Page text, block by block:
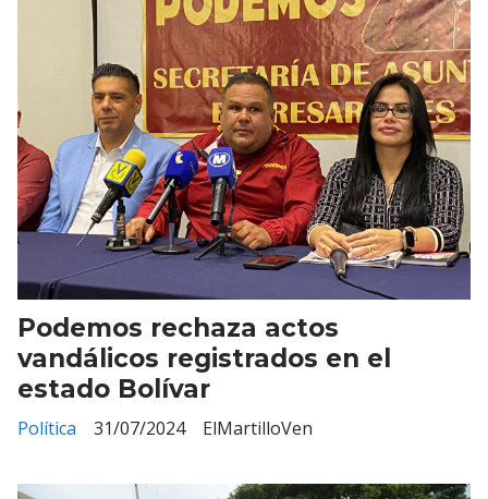
Podemos rechaza actos
vandálicos registrados en el
estado Bolívar
ElMartilloVen
Política 31/07/2024